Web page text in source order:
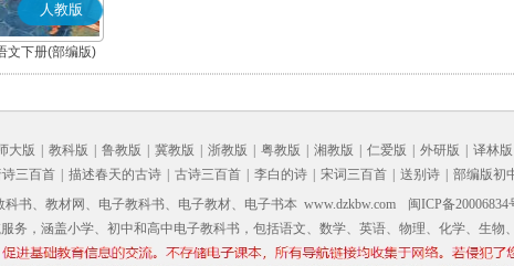
人教版
文下册(部编版)
大版 教科版 鲁教版 冀教版 浙教版 粤教版 湘教版 仁爱版 外研版 译林版
诗三百首 描述春天的古诗 古诗三百首 李白的诗 宋词三百首 送别诗 部编版初
科书、教材网、电子教科书、电子教材、电子书本 www.dzkbw.com 闽ICP备20006834
务，涵盖小学、初中和高中电子教科书，包括语文、数学、英语、物理、化学、生物